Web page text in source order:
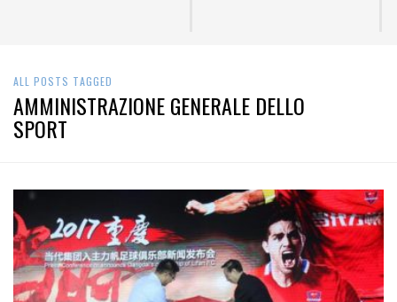
ALL POSTS TAGGED
AMMINISTRAZIONE GENERALE DELLO
SPORT